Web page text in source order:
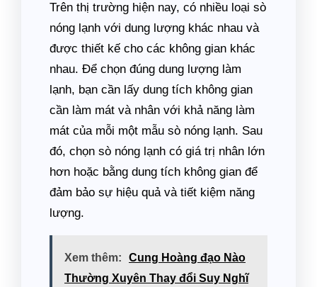
Trên thị trường hiện nay, có nhiều loại sò
nóng lạnh với dung lượng khác nhau và
được thiết kế cho các không gian khác
nhau. Để chọn đúng dung lượng làm
lạnh, bạn cần lấy dung tích không gian
cần làm mát và nhân với khả năng làm
mát của mỗi một mẫu sò nóng lạnh. Sau
đó, chọn sò nóng lạnh có giá trị nhân lớn
hơn hoặc bằng dung tích không gian để
đảm bảo sự hiệu quả và tiết kiệm năng
lượng.
Xem thêm:
Cung Hoàng đạo Nào
Thường Xuyên Thay đổi Suy Nghĩ